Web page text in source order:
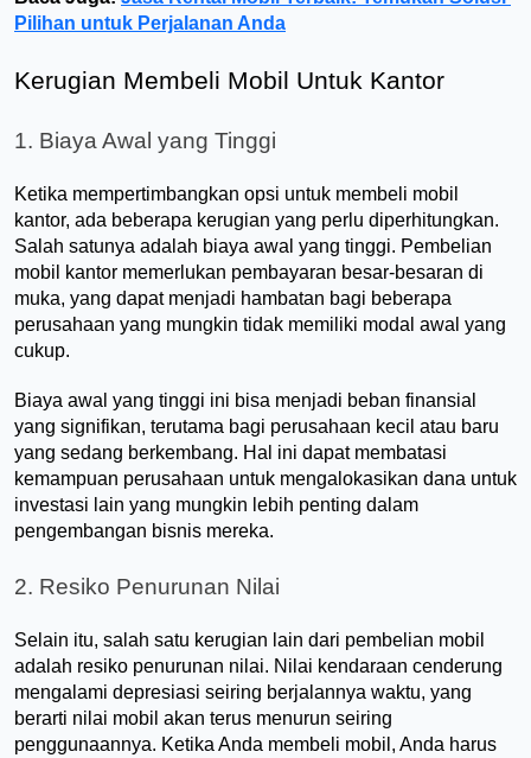
Pilihan untuk Perjalanan Anda
Kerugian Membeli Mobil Untuk Kantor
1. Biaya Awal yang Tinggi
Ketika mempertimbangkan opsi untuk membeli mobil
kantor, ada beberapa kerugian yang perlu diperhitungkan.
Salah satunya adalah biaya awal yang tinggi. Pembelian
mobil kantor memerlukan pembayaran besar-besaran di
muka, yang dapat menjadi hambatan bagi beberapa
perusahaan yang mungkin tidak memiliki modal awal yang
cukup.
Biaya awal yang tinggi ini bisa menjadi beban finansial
yang signifikan, terutama bagi perusahaan kecil atau baru
yang sedang berkembang. Hal ini dapat membatasi
kemampuan perusahaan untuk mengalokasikan dana untuk
investasi lain yang mungkin lebih penting dalam
pengembangan bisnis mereka.
2. Resiko Penurunan Nilai
Selain itu, salah satu kerugian lain dari pembelian mobil
adalah resiko penurunan nilai. Nilai kendaraan cenderung
mengalami depresiasi seiring berjalannya waktu, yang
berarti nilai mobil akan terus menurun seiring
penggunaannya. Ketika Anda membeli mobil, Anda harus